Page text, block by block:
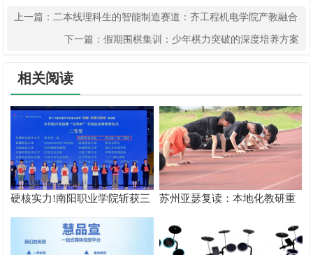
上一篇：二本线理科生的智能制造赛道：齐工程机电学院产教融合
下一篇： 假期围棋集训：少年棋力突破的深度培养方案
相关阅读
硬核实力!南阳职业学院斩获三
创赛乡村振兴实战赛全国二等
苏州亚瑟复读：本地化教研重